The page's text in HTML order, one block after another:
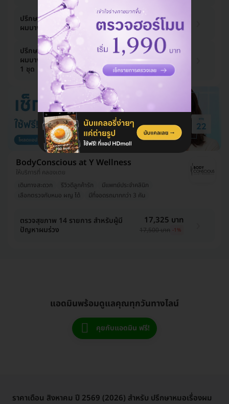
ปรึกษาแพทย์ เพื่อรับยารักษาผมร่วง
ผมบาง 1 เดือน
3,735 บาท
3,850 บาท -3%
ปรึกษาแพทย์ เพื่อรับยารักษาผมร่วง
ผมบาง 1 เดือน และ รับชุดใช้ภายนอก
1 ชุด
6,609 บาท
6,813 บาท -3%
BodyConscious at Y Wellness
ให้บริการที่ คลองเตย
เดินทางสะดวก
รีวิวดีลูกค้ารัก
มีแพทย์ประจำคลินิก
เลือกตรวจกับหมอ ผญ ได้
มีที่จอดรถมากกว่า 3 คัน
ตรวจสุขภาพ 14 รายการ สำหรับผู้มี
ปัญหาผมร่วง
17,325 บาท
17,500 บาท -1%
แอดมินพร้อมดูแลคุณทุกวันทางไลน์
คุยกับแอดมิน ฟรี!
ราคาเดือน สิงหาคม ปี 2569 (2026) สำหรับ ปรึกษาหมอเรื่องผม